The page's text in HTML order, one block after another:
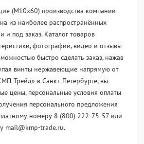
(М10х60) производства компании
из наиболее распространённых
и под заказ. Каталог товаров
фотографии, видео и отзывы
быстро сделать заказ, нажав
винты нержавеющие напрямую от
Трейд» в Санкт-Петербурге, вы
цены, персональные условия оплаты
персонального предложения
номеру 8 (800) 222-75-57 или
mail@kmp-trade.ru.